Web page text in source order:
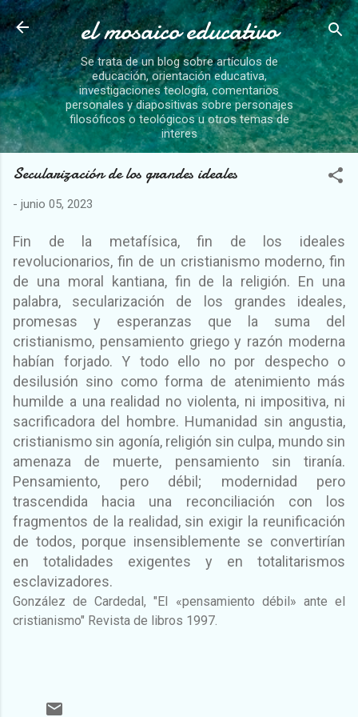
Ir al contenido principal
el mosaico educativo
Se trata de un blog sobre artículos de
educación, orientación educativa,
investigaciones teología, comentarios
personales y diapositivas sobre personajes
filosóficos o teológicos u otros temas de
interes
Secularización de los grandes ideales
- junio 05, 2023
Fin de la metafísica, fin de los ideales
revolucionarios, fin de un cristianismo moderno, fin
de una moral kantiana, fin de la religión. En una
palabra, secularización de los grandes ideales,
promesas y esperanzas que la suma del
cristianismo, pensamiento griego y razón moderna
habían forjado. Y todo ello no por despecho o
desilusión sino como forma de atenimiento más
humilde a una realidad no violenta, ni impositiva, ni
sacrificadora del hombre. Humanidad sin angustia,
cristianismo sin agonía, religión sin culpa, mundo sin
amenaza de muerte, pensamiento sin tiranía.
Pensamiento, pero débil; modernidad pero
trascendida hacia una reconciliación con los
fragmentos de la realidad, sin exigir la reunificación
de todos, porque insensiblemente se convertirían
en totalidades exigentes y en totalitarismos
esclavizadores.
González de Cardedal, "El «pensamiento débil» ante el
cristianismo" Revista de libros 1997.